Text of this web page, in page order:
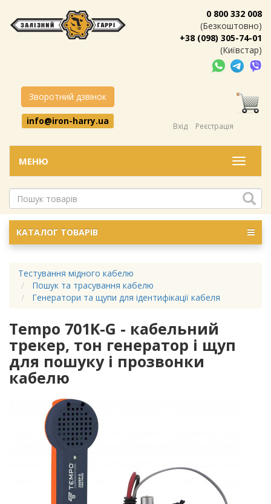
0 800 332 008
(Безкоштовно)
+38 (098) 305-74-01
(Київстар)
Зворотний дзвінок
info@iron-harry.ua
Вхід Реєстрація
Меню
МЕНЮ
КАТАЛОГ ТОВАРІВ
Тестування мідного кабелю
Пошук та трасування кабелю
Генератори та щупи для ідентифікації кабеля
Tempo 701K-G - кабельний
трекер, тон генератор і щуп
для пошуку і прозвонки
кабелю